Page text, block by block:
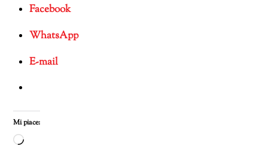
Facebook
WhatsApp
E-mail
Mi piace:
Caricamento